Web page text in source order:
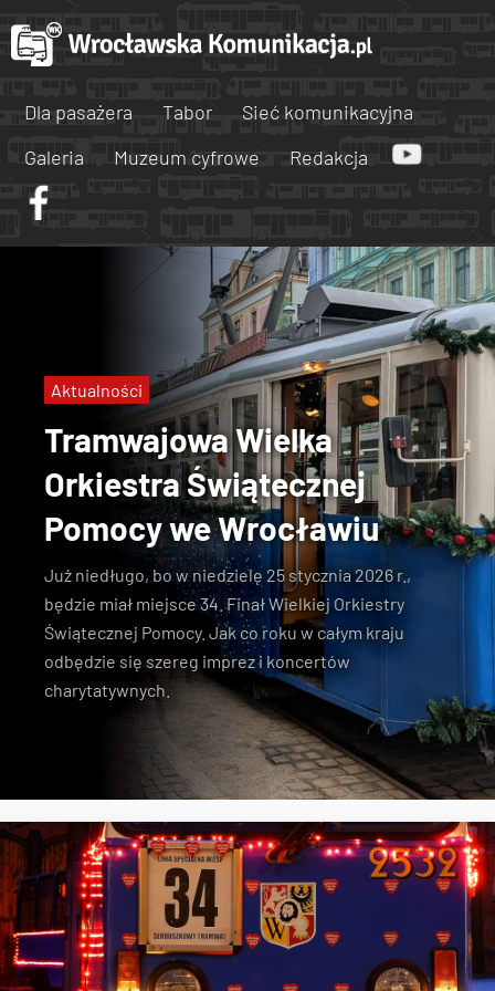
Dla pasażera Tabor
Sieć komunikacyjna
Galeria
Muzeum cyfrowe Redakcja
Tramwajowa Wielka
Orkiestra Świątecznej
Pomocy we Wrocławiu
Już niedługo, bo w niedzielę 25 stycznia 2026 r.,
będzie miał miejsce 34. Finał Wielkiej Orkiestry
Świątecznej Pomocy. Jak co roku w całym kraju
odbędzie się szereg imprez i koncertów
charytatywnych.
Aktualności
MPK Wrocław